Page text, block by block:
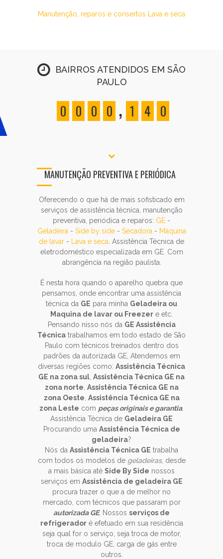
Manutenção, reparos e consertos Lava e seca
BAIRROS ATENDIDOS EM SÃO
PAULO
0 0 0 0 , 1 4 0
MANUTENÇÃO PREVENTIVA E PERIÓDICA
Oferecendo o que há de mais sofisticado em
serviços de assistência técnica, manutenção
preventiva, periódica e reparos: GE -
Geladeira - Side by side- Secadora - Máquina
de lavar - Lava e seca . Assistência Técnica de
eletrodoméstico especializada em GE. Com
abrangência na região paulista.
É nesta hora quando o aparelho quebra que
pensamos, onde encontrar uma assistência
técnica da GE para minha Geladeira ou
Maquina de lavar ou Freezer e etc.
Pensando nisso nós da GE Assistência
Técnica trabalhamos em todo estado de São
Paulo com técnicos treinados dentro dos
padrões da autorizada GE, Atendemos em
diversas regiões como: Assistência Técnica
GE na zona sul Assistência Técnica GE na
zona norte Assistência Técnica GE na
zona Oeste Assistência Técnica GE na
zona Leste com peças originais e garantia.
Assistência Técnica de Geladeira GE
Procurando uma Assistência Técnica de
geladeira?
Nós da Assistência Técnica GE trabalha
com todos os modelos de geladeiras, desde
a mais básica até Side By Side nossos
serviços em Assistência de geladeira GE
procura trazer o que a de melhor no
mercado, com técnicos que passaram por
autorizada GE, Nossos serviços de
refrigeradoré efetuado em sua residência
seja qual for o serviço, seja troca de motor,
troca de modulo GE, carga de gás entre
outros.